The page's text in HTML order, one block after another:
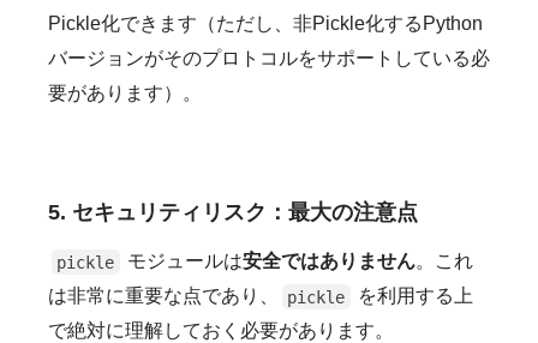
Pickle化できます（ただし、非Pickle化するPython
バージョンがそのプロトコルをサポートしている必
要があります）。
5. セキュリティリスク：最大の注意点
pickle モジュールは安全ではありません。これ
は非常に重要な点であり、
pickle
を利用する上
で絶対に理解しておく必要があります。